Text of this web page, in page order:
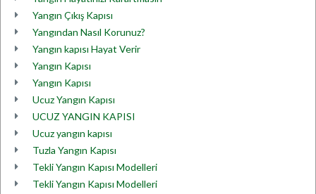
Yangın Çıkış Kapısı
Yangından Nasıl Korunuz?
Yangın kapısı Hayat Verir
Yangın Kapısı
Yangın Kapısı
Ucuz Yangın Kapısı
UCUZ YANGIN KAPISI
Ucuz yangın kapısı
Tuzla Yangın Kapısı
Tekli Yangın Kapısı Modelleri
Tekli Yangın Kapısı Modelleri